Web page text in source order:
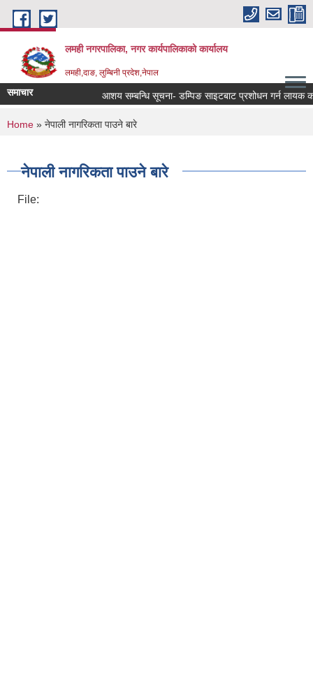
Skip to main content
लमही नगरपालिका, नगर कार्यपालिकाको कार्यालय
लमही,दाङ, लुम्बिनी प्रदेश,नेपाल
समाचार आशय सम्बन्धि सूचना- डम्पिङ साइटबाट प्रशोधन गर्न लायक
You are here
Home » नेपाली नागरिकता पाउने बारे
नेपाली नागरिकता पाउने बारे
File: